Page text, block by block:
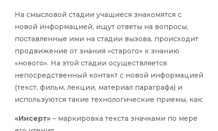
На смысловой стадии учащиеся знакомятся с
новой информацией, ищут ответы на вопросы,
поставленные ими на стадии вызова, происходит
продвижение от знания «старого» к знанию
«нового». На этой стадии осуществляется
непосредственный контакт с новой информацией
(текст, фильм, лекции, материал параграфа) и
используются такие технологические приемы, как:
«Инсерт» – маркировка текста значками по мере